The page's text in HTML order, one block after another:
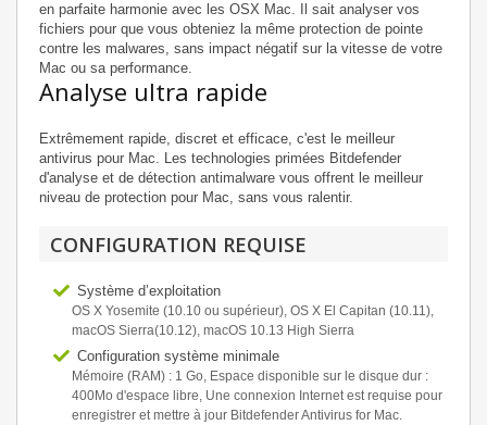
en parfaite harmonie avec les OSX Mac. Il sait analyser vos
fichiers pour que vous obteniez la même protection de pointe
contre les malwares, sans impact négatif sur la vitesse de votre
Mac ou sa performance.
Analyse ultra rapide
Extrêmement rapide, discret et efficace, c'est le meilleur
antivirus pour Mac. Les technologies primées Bitdefender
d'analyse et de détection antimalware vous offrent le meilleur
niveau de protection pour Mac, sans vous ralentir.
CONFIGURATION REQUISE
Système d’exploitation
OS X Yosemite (10.10 ou supérieur), OS X El Capitan (10.11),
macOS Sierra(10.12), macOS 10.13 High Sierra
Configuration système minimale
Mémoire (RAM) : 1 Go, Espace disponible sur le disque dur :
400Mo d'espace libre, Une connexion Internet est requise pour
enregistrer et mettre à jour Bitdefender Antivirus for Mac.